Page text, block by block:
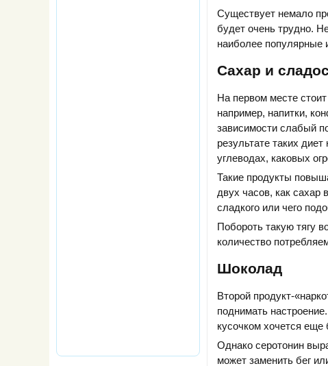
Существует немало
будет очень трудно.
наиболее популярные
Сахар и
На первом месте
например, напитки,
зависимости слабый
результате таких
углеводах, каковых
Такие продукты
двух часов, как сахар
сладкого или чего
Побороть такую тягу
количество
Шоколад
Второй продукт-
поднимать
кусочком хочется еще
Однако серотонин
может заменить бег